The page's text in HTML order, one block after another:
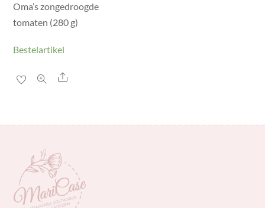
Oma’s zongedroogde
tomaten (280 g)
Bestelartikel
Share